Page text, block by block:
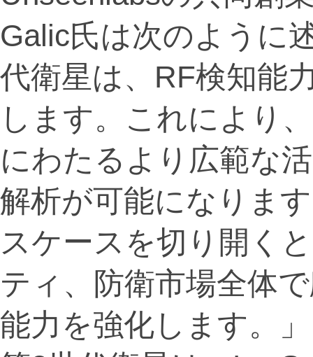
Galic氏は次のように
代衛星は、RF検知能
します。これにより
にわたるより広範な
解析が可能になりま
スケースを切り開く
ティ、防衛市場全体
能力を強化します。」